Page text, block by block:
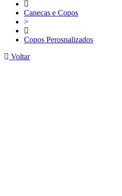
Canecas e Copos
>
Copos Perosnalizados
Voltar